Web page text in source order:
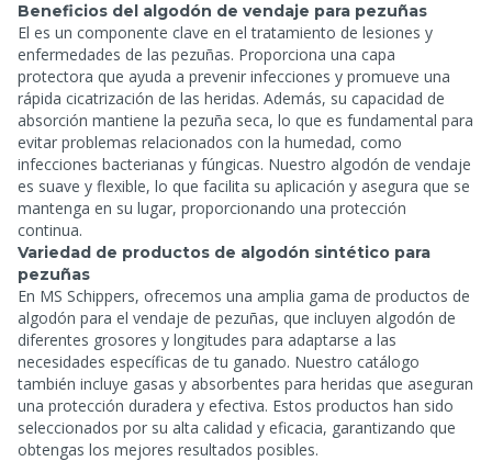
Beneficios del algodón de vendaje para pezuñas
El es un componente clave en el tratamiento de lesiones y
enfermedades de las pezuñas. Proporciona una capa
protectora que ayuda a prevenir infecciones y promueve una
rápida cicatrización de las heridas. Además, su capacidad de
absorción mantiene la pezuña seca, lo que es fundamental para
evitar problemas relacionados con la humedad, como
infecciones bacterianas y fúngicas. Nuestro algodón de vendaje
es suave y flexible, lo que facilita su aplicación y asegura que se
mantenga en su lugar, proporcionando una protección
continua.
Variedad de productos de algodón sintético para
pezuñas
En MS Schippers, ofrecemos una amplia gama de productos de
algodón para el vendaje de pezuñas, que incluyen algodón de
diferentes grosores y longitudes para adaptarse a las
necesidades específicas de tu ganado. Nuestro catálogo
también incluye gasas y absorbentes para heridas que aseguran
una protección duradera y efectiva. Estos productos han sido
seleccionados por su alta calidad y eficacia, garantizando que
obtengas los mejores resultados posibles.